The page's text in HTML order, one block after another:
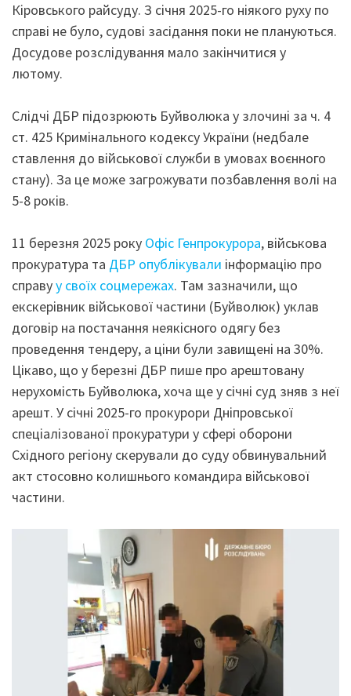
Кіровського райсуду. З січня 2025-го ніякого руху по
справі не було, судові засідання поки не плануються.
Досудове розслідування мало закінчитися у
лютому.
Слідчі ДБР підозрюють Буйволюка у злочині за ч. 4
ст. 425 Кримінального кодексу України (недбале
ставлення до військової служби в умовах воєнного
стану). За це може загрожувати позбавлення волі на
5-8 років.
11 березня 2025 року Офіс Генпрокурора, військова
прокуратура та ДБР опублікували інформацію про
справуу своїх соцмережах. Там зазначили, що
екскерівник військової частини (Буйволюк) уклав
договір на постачання неякісного одягу без
проведення тендеру, а ціни були завищені на 30%.
Цікаво, що у березні ДБР пише про арештовану
нерухомість Буйволюка, хоча ще у січні суд зняв з неї
арешт. У січні 2025-го прокурори Дніпровської
спеціалізованої прокуратури у сфері оборони
Східного регіону скерували до суду обвинувальний
акт стосовно колишнього командира військової
частини.